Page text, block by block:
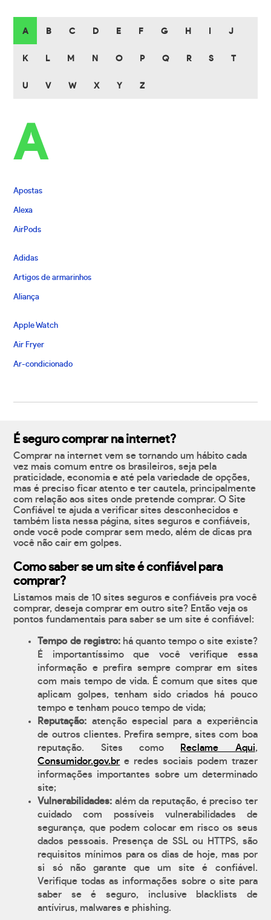
A B C D E F G H J
K L M N O P Q R S T
U V W X Y Z
A
Apostas
Alexa
AirPods
Adidas
Artigos de armarinhos
Aliança
Apple Watch
Air Fryer
Ar-condicionado
É seguro comprar na internet?
Comprar na internet vem se tornando um hábito cada
vez mais comum entre os brasileiros, seja pela
praticidade, economia e até pela variedade de opções,
mas é preciso ficar atento e ter cautela, principalmente
com relação aos sites onde pretende comprar. O Site
Confiável te ajuda a verificar sites desconhecidos e
também lista nessa página, sites seguros e confiáveis,
onde você pode comprar sem medo, além de dicas pra
você não cair em golpes.
Como saber se um site é confiável para
comprar?
Listamos mais de 10 sites seguros e confiáveis pra você
comprar, deseja comprar em outro site? Então veja os
pontos fundamentais para saber se um site é confiável:
Tempo de registro:há quanto tempo o site existe?
É importantíssimo que você verifique essa
informação e prefira sempre comprar em sites
com mais tempo de vida. É comum que sites que
aplicam golpes, tenham sido criados há pouco
tempo e tenham pouco tempo de vida;
Reputação: atenção especial para a experiência
de outros clientes. Prefira sempre, sites com boa
reputação. Sites como
Reclame Aqui,
Consumidor.gov.br e redes sociais podem trazer
informações importantes sobre um determinado
site;
Vulnerabilidades: além da reputação, é preciso ter
cuidado com possíveis vulnerabilidades de
segurança, que podem colocar em risco os seus
dados pessoais. Presença de SSL ou HTTPS, são
requisitos mínimos para os dias de hoje, mas por
si só não garante que um site é confiável.
Verifique todas as informações sobre o site para
saber se é seguro, inclusive blacklists de
antívirus, malwares e phishing.